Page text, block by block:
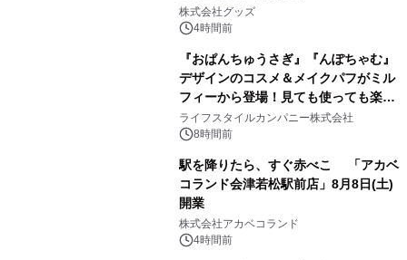
株式会社グッズ
4時間前
『おぱんちゅうさぎ』『んぽちゃむ』
デザインのコスメ＆メイクパフがミル
フィーから登場！見ても使っても楽し
い、ポップでキュートなコレクショ
ン。
ライフスタイルカンパニー株式会社
8時間前
駅を降りたら、すぐ赤べこ 「アカベ
コランド会津若松駅前店」8月8日(土)
開業
株式会社アカベコランド
4時間前